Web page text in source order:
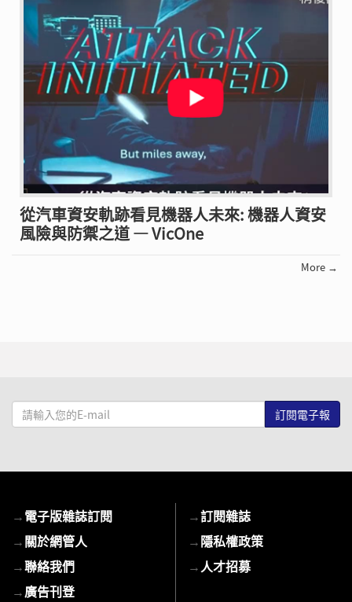
從汽車資安軌跡看見機器人未來: 機器人資安
風險與防禦之道 — VicOne
More →
請
輸
mail
→電子版雜誌訂閱
→關於網管人
→聯絡我們
→廣告刊登
→訂閱雜誌
→隱私權政策
→人才招募